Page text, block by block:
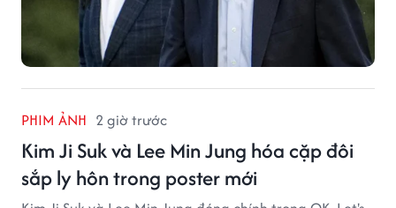
PHIM ẢNH 2 giờ trước
Kim Ji Suk và Lee Min Jung hóa cặp đôi
sắp ly hôn trong poster mới